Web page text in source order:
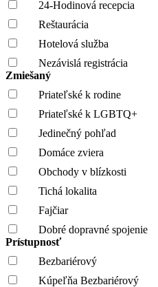
24-Hodinová recepcia
Reštaurácia
Hotelová služba
Nezávislá registrácia
Zmiešaný
Priateľské k rodine
Priateľské k LGBTQ+
Jedinečný pohľad
Domáce zviera
Obchody v blízkosti
Tichá lokalita
Fajčiar
Dobré dopravné spojenie
Prístupnosť
Bezbariérový
Kúpeľňa Bezbariérový